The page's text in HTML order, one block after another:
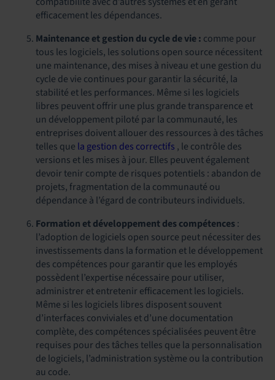
efficacement les dépendances.
Maintenance et gestion du cycle de vie : comme pour
tous les logiciels, les solutions open source nécessitent
une maintenance, des mises à niveau et une gestion du
cycle de vie continues pour garantir la sécurité, la
stabilité et les performances. Même si les logiciels
libres peuvent offrir une plus grande transparence et
un développement piloté par la communauté, les
entreprises doivent allouer des ressources à des tâches
telles que la gestion des correctifs , le contrôle des
versions et les mises à jour. Elles peuvent également
devoir tenir compte de risques potentiels : abandon de
projets, fragmentation de la communauté ou
dépendance à l’égard de contributeurs individuels.
Formation et développement des compétences:
l’adoption de logiciels open source peut nécessiter des
investissements dans la formation et le développement
des compétences pour garantir que les employés
possèdent l’expertise nécessaire pour utiliser,
administrer et entretenir efficacement les logiciels.
Même si les logiciels libres disposent souvent
d’interfaces conviviales et d’une documentation
complète, des compétences spécialisées peuvent être
requises pour des tâches telles que la personnalisation
de logiciels, l’administration système ou la contribution
au code.